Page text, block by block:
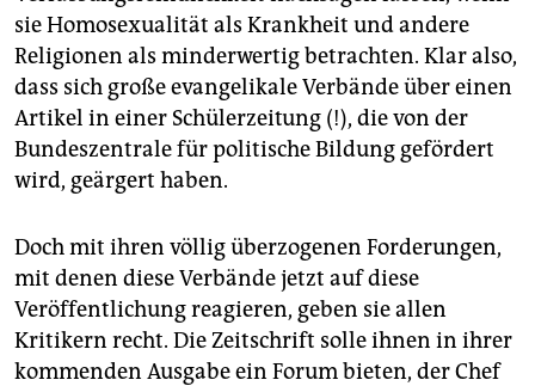
sie Homosexualität als Krankheit und andere
Religionen als minderwertig betrachten. Klar also,
dass sich große evangelikale Verbände über einen
Artikel in einer Schülerzeitung (!), die von der
Bundeszentrale für politische Bildung gefördert
wird, geärgert haben.
Doch mit ihren völlig überzogenen Forderungen,
mit denen diese Verbände jetzt auf diese
Veröffentlichung reagieren, geben sie allen
Kritikern recht. Die Zeitschrift solle ihnen in ihrer
kommenden Ausgabe ein Forum bieten, der Chef